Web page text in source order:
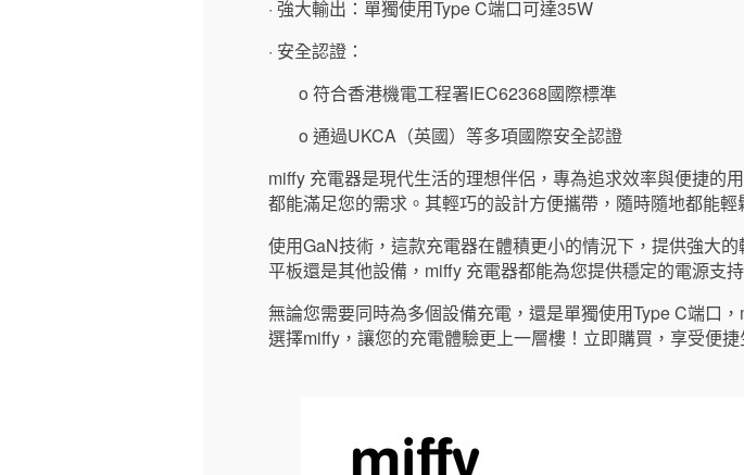
· 強大輸出：單獨使用Type C端口可達35W
· 安全認證：
o 符合香港機電工程署IEC62368國際標準
o 通過UKCA（英國）等多項國際安全認證
miffy 充電器是現代生活的理想伴侶，專為追求效率與便捷的
都能滿足您的需求。其輕巧的設計方便攜帶，隨時隨地都能輕
使用GaN技術，這款充電器在體積更小的情況下，提供強大
平板還是其他設備，miffy 充電器都能為您提供穩定的電源支持
無論您需要同時為多個設備充電，還是單獨使用Type C端口
選擇miffy，讓您的充電體驗更上一層樓！立即購買，享受便捷